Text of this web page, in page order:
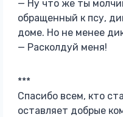
— Ну что же ты
обращенный к псу,
доме. Но не менее
— Расколдуй меня!
***
Спасибо всем, кто
оставляет добрые